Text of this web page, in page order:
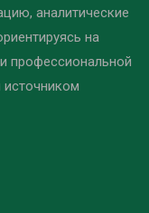
аналитические
на
профессиональной